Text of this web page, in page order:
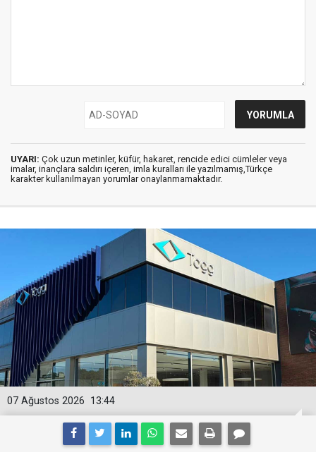
UYARI: Çok uzun metinler, küfür, hakaret, rencide edici cümleler veya
imalar, inançlara saldırı içeren, imla kuralları ile yazılmamış,Türkçe
karakter kullanılmayan yorumlar onaylanmamaktadır.
13:44
07 Ağustos 2026